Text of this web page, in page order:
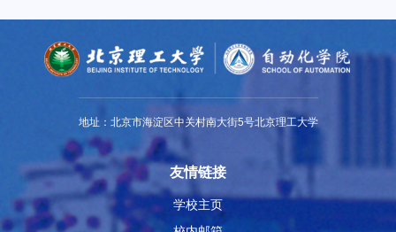
地址：北京市海淀区中关村南大街5号北京理工大学
友情链接
学校主页